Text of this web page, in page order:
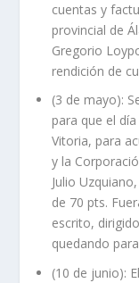
cuentas y
provincial de
Gregorio
rendición de
(3 de mayo):
para que el
Vitoria, para
y la
Julio
de 70 pts.
escrito,
quedando
(10 de junio):